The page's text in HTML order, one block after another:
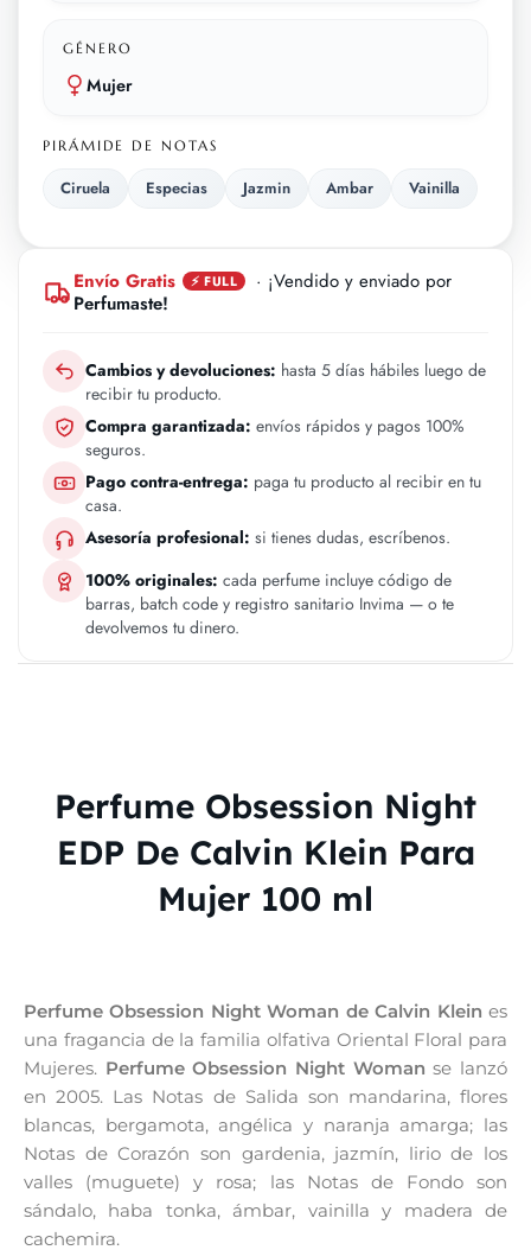
GÉNERO
Mujer
PIRÁMIDE DE NOTAS
Ciruela Especias Jazmin Ambar Vainilla
Envío Gratis ⚡ FULL
· ¡Vendido y enviado por
Perfumaste!
Cambios y devoluciones: hasta 5 días hábiles luego de
recibir tu producto.
Compra garantizada: envíos rápidos y pagos 100%
seguros.
Pago contra-entrega: paga tu producto al recibir en tu
casa.
Asesoría profesional: si tienes dudas, escríbenos.
100% originales: cada perfume incluye código de
barras, batch code y registro sanitario Invima — o te
devolvemos tu dinero.
Perfume Obsession Night
EDP De Calvin Klein Para
Mujer 100 ml
Perfume Obsession Night Woman de Calvin Klein es
una fragancia de la familia olfativa Oriental Floral para
Mujeres. Perfume Obsession Night Woman se lanzó
en 2005. Las Notas de Salida son mandarina, flores
blancas, bergamota, angélica y naranja amarga; las
Notas de Corazón son gardenia, jazmín, lirio de los
valles (muguete) y rosa; las Notas de Fondo son
sándalo, haba tonka, ámbar, vainilla y madera de
cachemira.